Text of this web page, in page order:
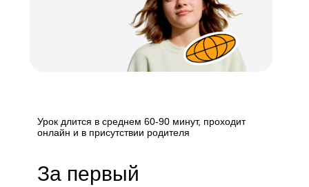
Урок длится в среднем 60-90 минут, проходит
онлайн и в присутствии родителя
За первый